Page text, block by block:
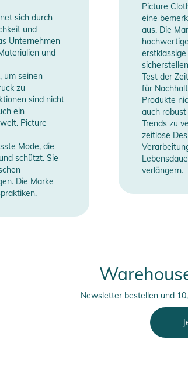
und Sicherheitshinweise
und Warnungen finden Sie direkt
sich durch
und
Unternehmen
und
um seinen
zu
sind nicht
ein
Picture
Mode, die
schützt. Sie
Die Marke
Picture
eine
aus. Die
Test der
für
Produkte
auch
Trends zu
zeitlose
verlängern.
Newsletter bestellen und